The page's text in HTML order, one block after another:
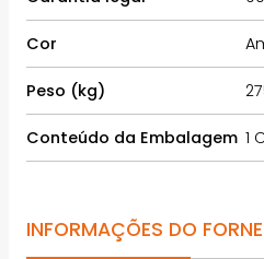
Cor
Peso (kg)
Conteúdo da Embalagem 1
INFORMAÇÕES DO